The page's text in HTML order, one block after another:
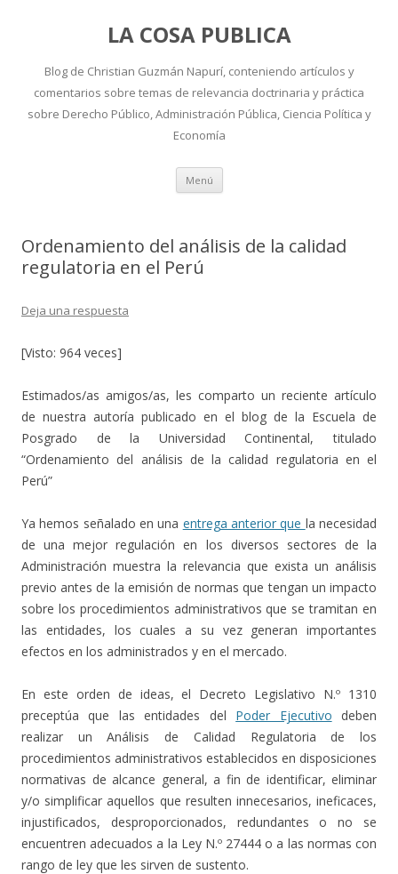
LA COSA PUBLICA
Blog de Christian Guzmán Napurí, conteniendo artículos y
comentarios sobre temas de relevancia doctrinaria y práctica
sobre Derecho Público, Administración Pública, Ciencia Política y
Economía
Menú Ir
contenido
Ordenamiento del análisis de la calidad
regulatoria en el Perú
Deja una respuesta
[Visto: 964 veces]
Estimados/as amigos/as, les comparto un reciente artículo
de nuestra autoría publicado en el blog de la Escuela de
Posgrado de la Universidad Continental, titulado
“Ordenamiento del análisis de la calidad regulatoria en el
Perú”
Ya hemos señalado en una entrega anterior que la necesidad
de una mejor regulación en los diversos sectores de la
Administración muestra la relevancia que exista un análisis
previo antes de la emisión de normas que tengan un impacto
sobre los procedimientos administrativos que se tramitan en
las entidades, los cuales a su vez generan importantes
efectos en los administrados y en el mercado.
En este orden de ideas, el Decreto Legislativo N.º 1310
preceptúa que las entidades del Poder Ejecutivo deben
realizar un Análisis de Calidad Regulatoria de los
procedimientos administrativos establecidos en disposiciones
normativas de alcance general, a fin de identificar, eliminar
y/o simplificar aquellos que resulten innecesarios, ineficaces,
injustificados, desproporcionados, redundantes o no se
encuentren adecuados a la Ley N.º 27444 o a las normas con
rango de ley que les sirven de sustento.